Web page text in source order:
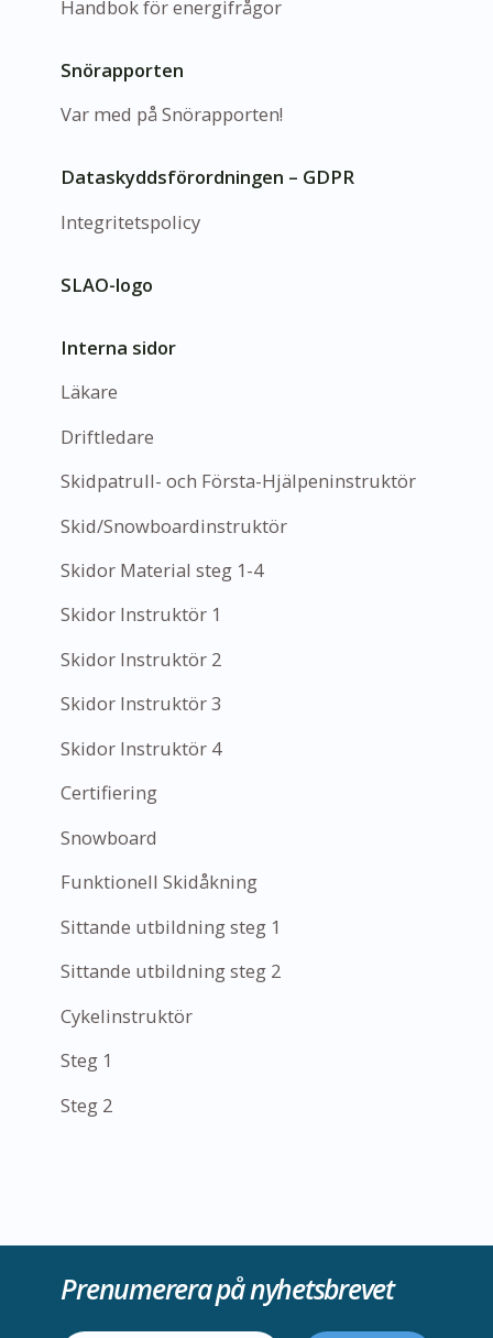
Handbok för energifrågor
Snörapporten
Var med på Snörapporten!
Dataskyddsförordningen – GDPR
Integritetspolicy
SLAO-logo
Interna sidor
Läkare
Driftledare
Skidpatrull- och Första-Hjälpeninstruktör
Skid/Snowboardinstruktör
Skidor Material steg 1-4
Skidor Instruktör 1
Skidor Instruktör 2
Skidor Instruktör 3
Skidor Instruktör 4
Certifiering
Snowboard
Funktionell Skidåkning
Sittande utbildning steg 1
Sittande utbildning steg 2
Cykelinstruktör
Steg 1
Steg 2
Prenumerera på nyhetsbrevet